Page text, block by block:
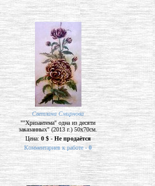
Светлана Смирнова
""Хризантема" одна из десяти
заказанных" (2013 г.) 50х70см.
Цена:0 $ - Не продаётся
Комментариев к работе -0